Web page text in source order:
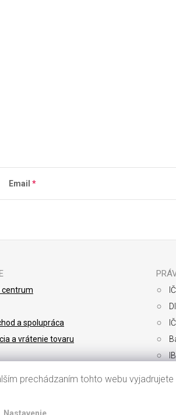
prechádzaním tohto webu vyjadrujete
Email
centrum
a spolupráca
a vrátenie tovaru